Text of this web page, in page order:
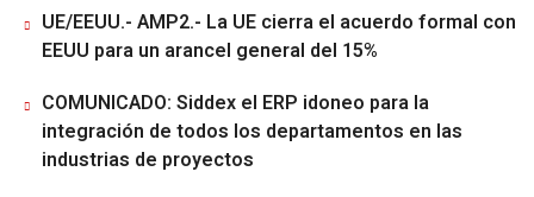
UE/EEUU.- AMP2.- La UE cierra el acuerdo formal con
EEUU para un arancel general del 15%
COMUNICADO: Siddex el ERP idoneo para la
integración de todos los departamentos en las
industrias de proyectos